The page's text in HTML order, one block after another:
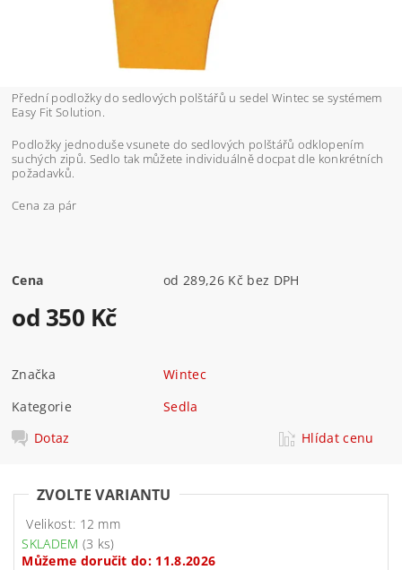
Přední podložky do sedlových polštářů u sedel Wintec se systémem
Easy Fit Solution.
Podložky jednoduše vsunete do sedlových polštářů odklopením
suchých zipů. Sedlo tak můžete individuálně docpat dle konkrétních
požadavků.
Cena za pár
Cena od 289,26 Kč bez DPH
od 350 Kč
Značka
Wintec
Kategorie
Sedla
Dotaz
Hlídat cenu
ZVOLTE VARIANTU
Velikost: 12 mm
SKLADEM (3 ks)
Můžeme doručit do: 11.8.2026